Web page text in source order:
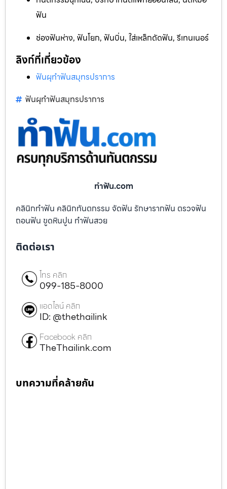
ฟัน
ช่องฟันห่าง, ฟันโยก, ฟันบิ่น, ใส่เหล็กดัดฟัน, รีเทนเนอร์
ลิงก์ที่เกี่ยวข้อง
ฟันผุทำฟันสมุทรปราการ
ฟันผุทำฟันสมุทรปราการ
ทําฟัน.com
คลินิกทำฟัน คลินิกทันตกรรม จัดฟัน รักษารากฟัน ตรวจฟัน
ถอนฟัน ขูดหินปูน ทำฟันสวย
ติดต่อเรา
โทร คลิก
099-185-8000
แอดไลน์ คลิก
ID: @thethailink
Facebook คลิก
TheThailink.com
บทความที่คล้ายกัน